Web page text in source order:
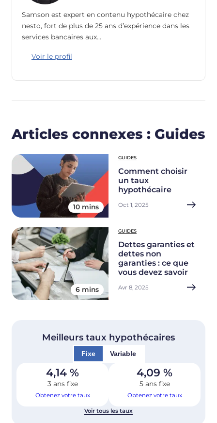
Samson est expert en contenu hypothécaire chez
nesto, fort de plus de 25 ans d’expérience dans les
services bancaires aux…
Voir le profil
Articles connexes : Guides
10 mins
GUIDES
Comment choisir
un taux
hypothécaire
Oct 1, 2025
6 mins
GUIDES
Dettes garanties et
dettes non
garanties : ce que
vous devez savoir
Avr 8, 2025
Meilleurs taux hypothécaires
Fixe Variable
4,14 %
3 ans fixe
Obtenez votre taux
4,09 %
5 ans fixe
Obtenez votre taux
Voir tous les taux